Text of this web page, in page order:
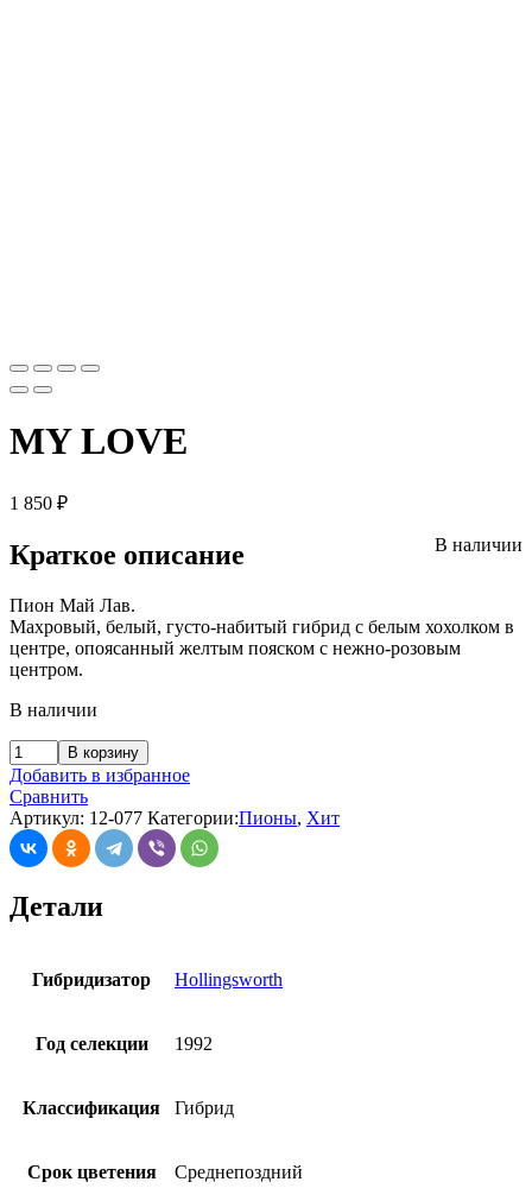
MY LOVE
1 850 ₽
В наличии
Краткое описание
Пион Май Лав.
Махровый, белый, густо-набитый гибрид с белым хохолком в
центре, опоясанный желтым пояском с нежно-розовым
центром.
В наличии
В корзину
Добавить в избранное
Сравнить
Артикул: 12-077 Категории:Пионы, Хит
Детали
Гибридизатор Hollingsworth
Год селекции 1992
Классификация Гибрид
Срок цветения Среднепоздний